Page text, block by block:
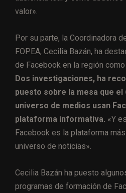
valor».
Por su parte, la Coordinadora
FOPEA, Cecilia Bazán, ha
de Facebook en la región
Dos investigaciones, ha
puesto sobre la mesa que el
universo de medios usan
plataforma informativa. «Y
Facebook es la plataforma
universo de noticias».
Cecilia Bazán ha puesto
programas de formación de